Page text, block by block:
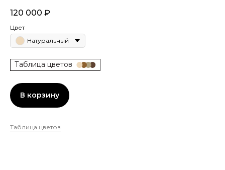
120 000 ₽
Цвет
Натуральный
Таблица цветов
В корзину
Таблица цветов